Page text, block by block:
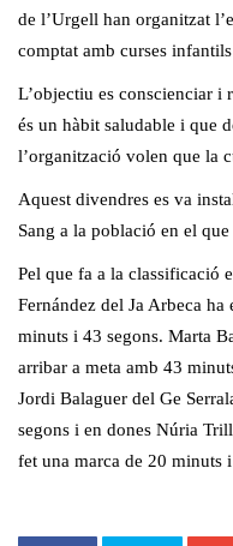
de l’Urgell han organitzat
comptat amb curses
L’objectiu es conscienciar i
és un hàbit saludable i que
l’organització volen que la
Aquest divendres es va
Sang a la població en el
Pel que fa a la classificació
Fernández del Ja Arbeca
minuts i 43 segons. Marta
arribar a meta amb 43
Jordi Balaguer del Ge
segons i en dones Núria
fet una marca de 20 minuts